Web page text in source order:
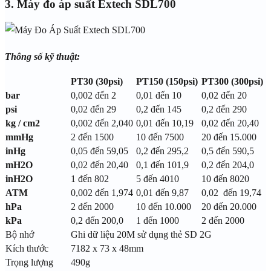
3. Máy đo áp suất Extech SDL700
Thông số kỹ thuật:
PT30 (30psi) PT150 (150psi) PT300 (300psi)
bar
0,002 đến 2 0,01 đến 10
0,02 đến 20
psi
0,02 đến 29 0,2 đến 145
0,2 đến 290
kg / cm2
0,002 đến 2,040 0,01 đến 10,19
0,02 đến 20,40
mmHg
2 đến 1500 10 đến 7500
20 đến 15.000
inHg
0,05 đến 59,05 0,2 đến 295,2
0,5 đến 590,5
mH2O
0,02 đến 20,40 0,1 đến 101,9
0,2 đến 204,0
inH2O
1 đến 802 5 đến 4010
10 đến 8020
ATM
0,002 đến 1,974 0,01 đến 9,87
0,02 đến 19,74
hPa
2 đến 2000 10 đến 10.000
20 đến 20.000
kPa
0,2 đến 200,0 1 đến 1000
2 đến 2000
Bộ nhớ
Ghi dữ liệu 20M sử dụng thẻ SD 2G
Kích thước
7182 x 73 x 48mm
Trọng lượng
490g